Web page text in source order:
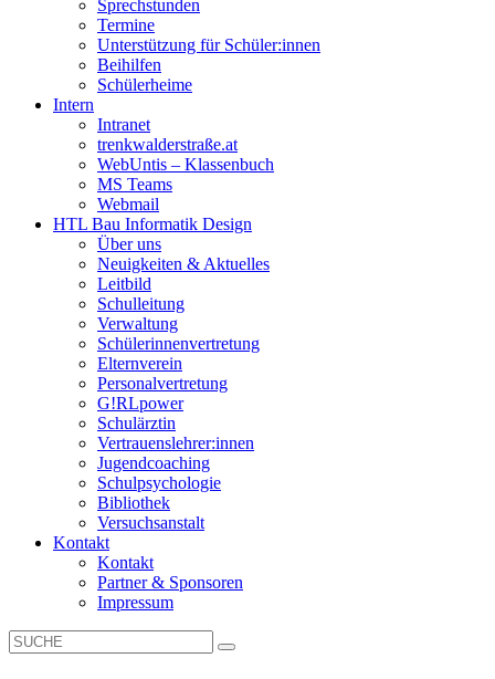
Sprechstunden
Termine
Unterstützung für Schüler:innen
Beihilfen
Schülerheime
Intern
Intranet
trenkwalderstraße.at
WebUntis – Klassenbuch
MS Teams
Webmail
HTL Bau Informatik Design
Über uns
Neuigkeiten & Aktuelles
Leitbild
Schulleitung
Verwaltung
Schülerinnenvertretung
Elternverein
Personalvertretung
G!RLpower
Schulärztin
Vertrauenslehrer:innen
Jugendcoaching
Schulpsychologie
Bibliothek
Versuchsanstalt
Kontakt
Kontakt
Partner & Sponsoren
Impressum